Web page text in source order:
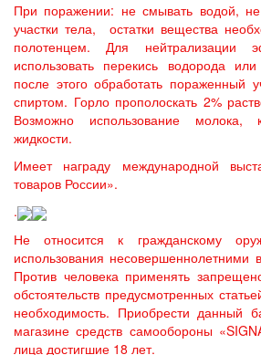
При поражении: не смывать водой, не
участки тела, остатки вещества
полотенцем. Для нейтрализации
использовать перекись водорода
после этого обработать пораженный
спиртом. Горло прополоскать 2%
Возможно использование молока,
жидкости.
Имеет награду международной
товаров России».
.
Не относится к гражданскому
использования несовершеннолетними
Против человека применять
обстоятельств предусмотренных
необходимость. Приобрести данный
магазине средств самообороны
лица достигшие 18 лет.